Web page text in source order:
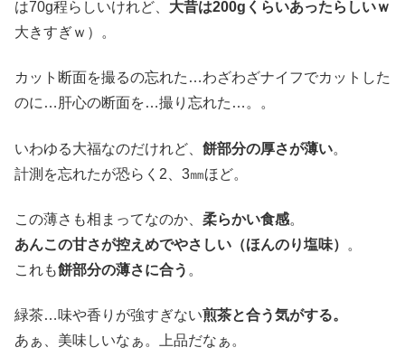
は70g程らしいけれど、 大昔は200gくらいあったらしいｗ
大きすぎｗ）。
カット断面を撮るの忘れた…わざわざナイフでカットした
のに…肝心の断面を…撮り忘れた…。。
いわゆる大福なのだけれど、 餅部分の厚さが薄い。
計測を忘れたが恐らく2、3㎜ほど。
この薄さも相まってなのか、 柔らかい食感。
あんこの甘さが控えめでやさしい（ほんのり塩味）
。
これも餅部分の薄さに合う 。
緑茶…味や香りが強すぎない煎茶と合う気がする。
あぁ、美味しいなぁ。上品だなぁ。